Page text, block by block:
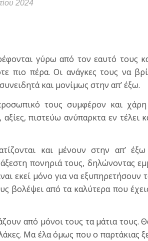
2024
γύρω από τον εαυτό τους
πιο πέρα. Οι ανάγκες τους να
και μονίμως στην απ’ έξω.
τους συμφέρον και
πιστεύω ανύπαρκτα εν τέλει
και μένουν στην απ’
πονηριά τους, δηλώνοντας
εκεί μόνο για να εξυπηρετήσουν
βολέψει από τα καλύτερα που
από μόνοι τους τα μάτια τους.
Μα έλα όμως που ο παρτάκιας